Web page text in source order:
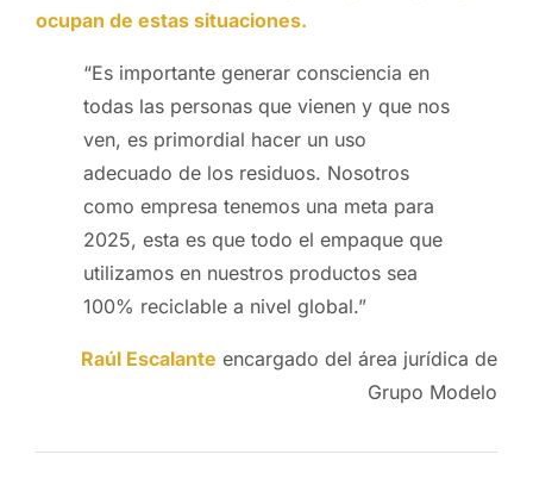
ocupan de estas situaciones.
“Es importante generar consciencia en
todas las personas que vienen y que nos
ven, es primordial hacer un uso
adecuado de los residuos. Nosotros
como empresa tenemos una meta para
2025, esta es que todo el empaque que
utilizamos en nuestros productos sea
100% reciclable a nivel global.”
Raúl Escalante encargado del área jurídica de
Grupo Modelo